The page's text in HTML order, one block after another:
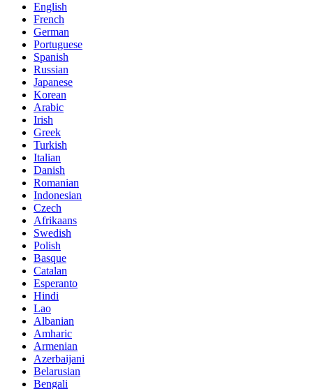
English
French
German
Portuguese
Spanish
Russian
Japanese
Korean
Arabic
Irish
Greek
Turkish
Italian
Danish
Romanian
Indonesian
Czech
Afrikaans
Swedish
Polish
Basque
Catalan
Esperanto
Hindi
Lao
Albanian
Amharic
Armenian
Azerbaijani
Belarusian
Bengali